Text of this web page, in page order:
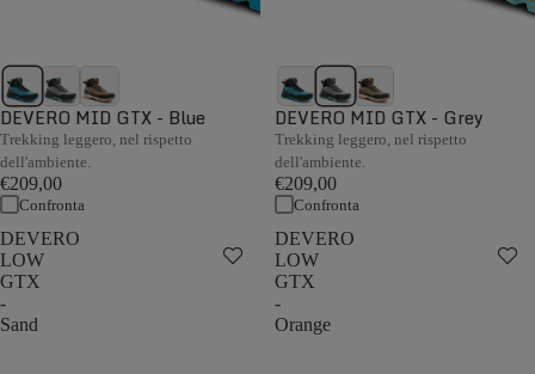
DEVERO MID GTX - Blue
Trekking leggero, nel rispetto
dell'ambiente.
€209,00
Confronta
DEVERO MID GTX - Grey
Trekking leggero, nel rispetto
dell'ambiente.
€209,00
Confronta
DEVERO
LOW
GTX
-
Sand
DEVERO
LOW
GTX
-
Orange